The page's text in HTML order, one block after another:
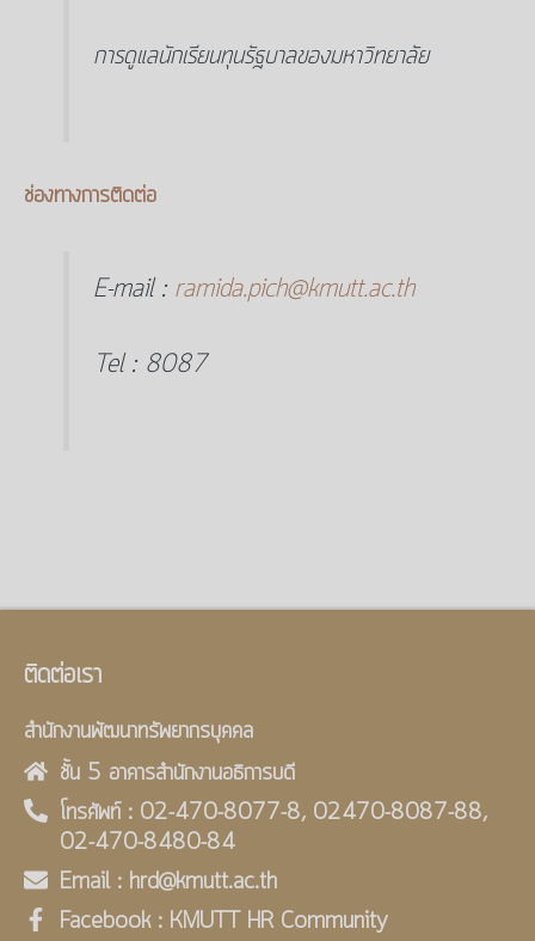
การดูแลนักเรียนทุนรัฐบาลของมหาวิทยาลัย
ช่องทางการติดต่อ
E-mail : ramida.pich@kmutt.ac.th
Tel : 8087
ติดต่อเรา
สำนักงานพัฒนาทรัพยากรบุคคล
ชั้น 5 อาคารสำนักงานอธิการบดี
โทรศัพท์ : 02-470-8077-8, 02470-8087-88,
02-470-8480-84
Email : hrd@kmutt.ac.th
Facebook : KMUTT HR Community